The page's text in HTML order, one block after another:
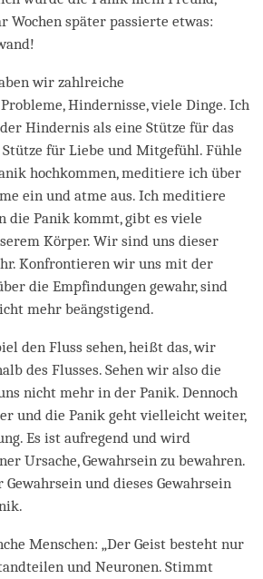
Wochen später passierte etwas:
wir zahlreiche
Hindernisse, viele Dinge. Ich
Hindernis als eine Stütze für das
Stütze für Liebe und Mitgefühl. Fühle
hochkommen, meditiere ich über
ein und atme aus. Ich meditiere
die Panik kommt, gibt es viele
Körper. Wir sind uns dieser
Konfrontieren wir uns mit der
die Empfindungen gewahr, sind
mehr beängstigend.
den Fluss sehen, heißt das, wir
des Flusses. Sehen wir also die
nicht mehr in der Panik. Dennoch
und die Panik geht vielleicht weiter,
Es ist aufregend und wird
Ursache, Gewahrsein zu bewahren.
und dieses Gewahrsein
Menschen: „Der Geist besteht nur
und Neuronen. Stimmt